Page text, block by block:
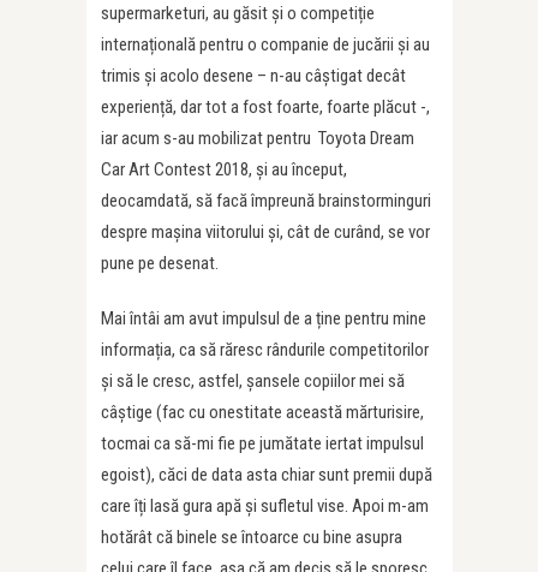
supermarketuri, au găsit și o competiție
internațională pentru o companie de jucării și au
trimis și acolo desene – n-au câștigat decât
experiență, dar tot a fost foarte, foarte plăcut -,
iar acum s-au mobilizat pentru Toyota Dream
Car Art Contest 2018, și au început,
deocamdată, să facă împreună brainstorminguri
despre mașina viitorului și, cât de curând, se vor
pune pe desenat.
Mai întâi am avut impulsul de a ține pentru mine
informația, ca să răresc rândurile competitorilor
și să le cresc, astfel, șansele copiilor mei să
câștige (fac cu onestitate această mărturisire,
tocmai ca să-mi fie pe jumătate iertat impulsul
egoist), căci de data asta chiar sunt premii după
care îți lasă gura apă și sufletul vise. Apoi m-am
hotărât că binele se întoarce cu bine asupra